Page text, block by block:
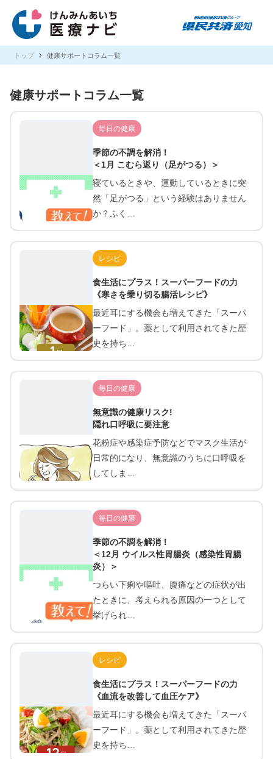
トップ 健康サポートコラム一覧
健康サポートコラム一覧
毎日の健康
季節の不調を解消！
＜1月 こむら返り（足がつる）＞
寝ているときや、運動しているときに突
然「足がつる」という経験はありません
か？ふく…
レシピ
食生活にプラス！スーパーフードの力
《寒さを乗り切る腸活レシピ》
最近耳にする機会も増えてきた「スーパ
ーフード」。薬として利用されてきた歴
史を持ち…
毎日の健康
無意識の健康リスク!
隠れ口呼吸に要注意
花粉症や感染症予防などでマスク生活が
日常的になり、無意識のうちに口呼吸を
してしま…
毎日の健康
季節の不調を解消！
＜12月 ウイルス性胃腸炎（感染性胃腸
炎）＞
つらい下痢や嘔吐、腹痛などの症状が出
たときに、考えられる原因の一つとして
挙げられ…
レシピ
食生活にプラス！スーパーフードの力
《血流を改善して血圧ケア》
最近耳にする機会も増えてきた「スーパ
ーフード」。薬として利用されてきた歴
史を持ち…